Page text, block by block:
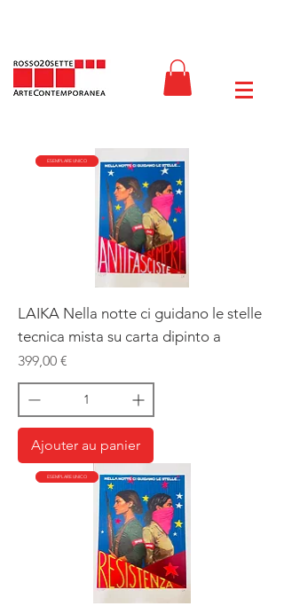
ESEMPLARE UNICO
LAIKA Nella notte ci guidano le stelle
tecnica mista su carta dipinto a
Prix
399,00 €
Ajouter au panier
ESEMPLARE UNICO